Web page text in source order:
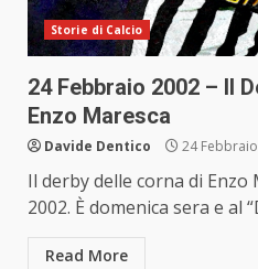
Storie di Calcio
24 Febbraio 2002 – Il
Enzo Maresca
Davide Dentico 24
Il derby delle corna di
2002. È domenica sera e al
Read More